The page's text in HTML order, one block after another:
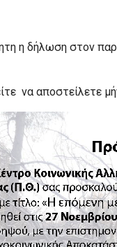
η δήλωση στον
να αποστείλετε